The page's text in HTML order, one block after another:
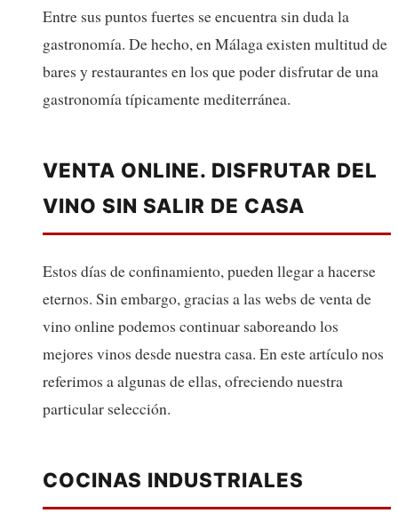
Entre sus puntos fuertes se encuentra sin duda la
gastronomía. De hecho, en Málaga existen multitud de
bares y restaurantes en los que poder disfrutar de una
gastronomía típicamente mediterránea.
VENTA ONLINE. DISFRUTAR DEL
VINO SIN SALIR DE CASA
Estos días de confinamiento, pueden llegar a hacerse
eternos. Sin embargo, gracias a las webs de venta de
vino online podemos continuar saboreando los
mejores vinos desde nuestra casa. En este artículo nos
referimos a algunas de ellas, ofreciendo nuestra
particular selección.
COCINAS INDUSTRIALES